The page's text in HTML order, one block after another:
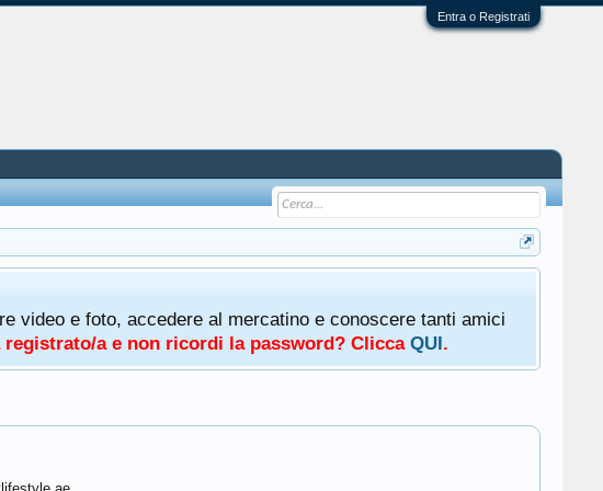
Entra o Registrati
video e foto, accedere al mercatino e conoscere tanti amici
registrato/a e non ricordi la password? Clicca QUI.